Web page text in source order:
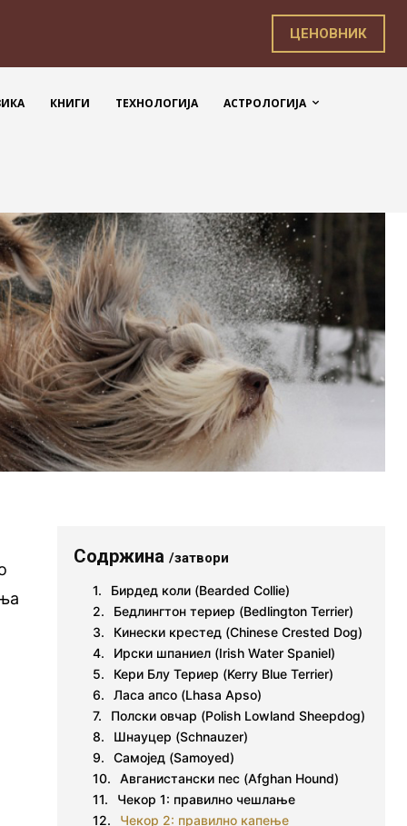
ЦЕНОВНИК
КНИГИ ТЕХНОЛОГИЈА АСТРОЛОГИЈА
Содржина/затвори
Бирдед коли (Bearded Collie)
Бедлингтон териер (Bedlington Terrier)
Кинески крестед (Chinese Crested Dog)
Ирски шпаниел (Irish Water Spaniel)
Кери Блу Териер (Kerry Blue Terrier)
Ласа апсо (Lhasa Apso)
Полски овчар (Polish Lowland Sheepdog)
Шнауцер (Schnauzer)
Самојед (Samoyed)
Авганистански пес (Afghan Hound)
Чекор 1: правилно чешлање
Чекор 2: правилно капење